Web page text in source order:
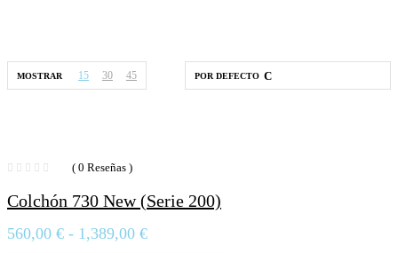
POR DEFECTO
MOSTRAR 15 30 45
( 0 Reseñas )
Colchón 730 New (Serie 200)
560,00 € - 1,389,00 €Rango